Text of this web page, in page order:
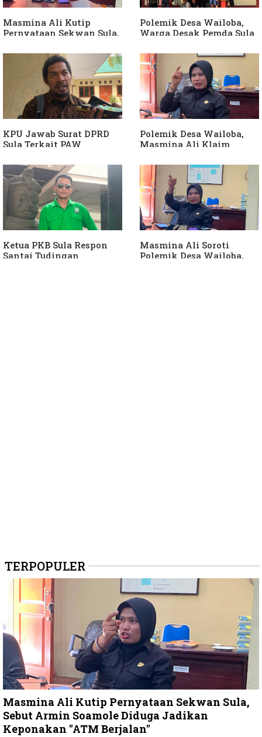
Dibuktikan
Masmina Ali Kutip
Pernyataan Sekwan Sula,
Diduga Jadikan
Keponakan "ATM
Berjalan"
Polemik Desa Wailoba,
Warga Desak Pemda Sula
APH Usut Dugaan
Penyimpangan Dana Desa
KPU Jawab Surat DPRD
Sula Terkait PAW
Hanura
Polemik Desa Wailoba,
Masmina Ali Klaim
Keterlibatan Ketua PKB
Sula
Ketua PKB Sula Respon
Santai Tudingan
Masmina Ali Soroti
Polemik Desa Wailoba,
TERPOPULER
Masmina Ali Kutip Pernyataan Sekwan Sula,
Sebut Armin Soamole Diduga Jadikan
Keponakan "ATM Berjalan"